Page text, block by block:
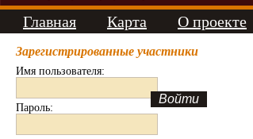
Главная Карта О проекте
Зарегистрированные участники
Имя пользователя:
Пароль: